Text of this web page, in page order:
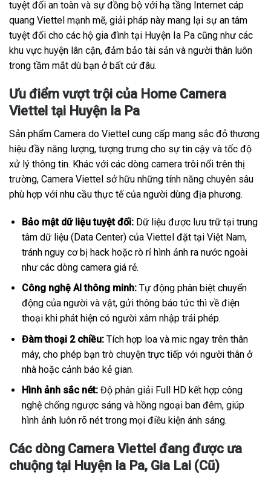
tuyệt đối an toàn và sự đồng bộ với hạ tầng Internet cáp
quang Viettel mạnh mẽ, giải pháp này mang lại sự an tâm
tuyệt đối cho các hộ gia đình tại Huyện Ia Pa cũng như các
khu vực huyện lân cận, đảm bảo tài sản và người thân luôn
trong tầm mắt dù bạn ở bất cứ đâu.
Ưu điểm vượt trội của Home Camera
Viettel tại Huyện Ia Pa
Sản phẩm Camera do Viettel cung cấp mang sắc đỏ thương
hiệu đầy năng lượng, tượng trưng cho sự tin cậy và tốc độ
xử lý thông tin. Khác với các dòng camera trôi nổi trên thị
trường, Camera Viettel sở hữu những tính năng chuyên sâu
phù hợp với nhu cầu thực tế của người dùng địa phương.
Bảo mật dữ liệu tuyệt đối:Dữ liệu được lưu trữ tại trung
tâm dữ liệu (Data Center) của Viettel đặt tại Việt Nam,
tránh nguy cơ bị hack hoặc rò rỉ hình ảnh ra nước ngoài
như các dòng camera giá rẻ.
Công nghệ AI thông minh:Tự động phân biệt chuyển
động của người và vật, gửi thông báo tức thì về điện
thoại khi phát hiện có người xâm nhập trái phép.
Đàm thoại 2 chiều:Tích hợp loa và mic ngay trên thân
máy, cho phép bạn trò chuyện trực tiếp với người thân ở
nhà hoặc cảnh báo kẻ gian.
Hình ảnh sắc nét:Độ phân giải Full HD kết hợp công
nghệ chống ngược sáng và hồng ngoại ban đêm, giúp
hình ảnh luôn rõ nét trong mọi điều kiện ánh sáng.
Các dòng Camera Viettel đang được ưa
chuộng tại Huyện Ia Pa, Gia Lai (Cũ)